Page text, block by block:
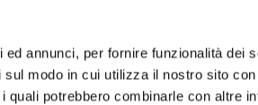
annunci, per fornire funzionalità dei
modo in cui utilizza il nostro sito
potrebbero combinarle con altre
13/10/2026